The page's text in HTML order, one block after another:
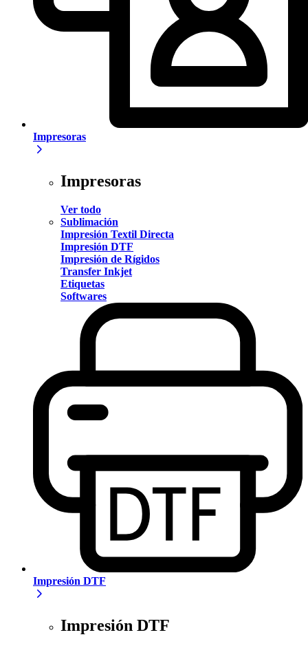
Impresoras
Impresoras
Ver todo
Sublimación
Impresión Textil Directa
Impresión DTF
Impresión de Rígidos
Transfer Inkjet
Etiquetas
Softwares
Impresión DTF
Impresión DTF